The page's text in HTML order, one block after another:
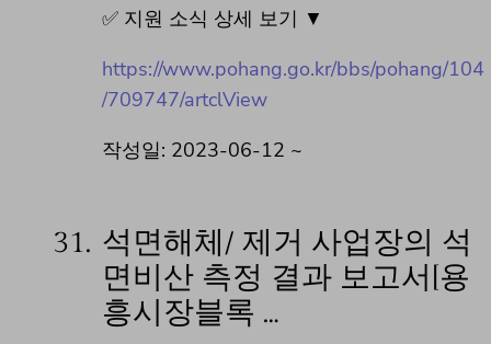
✅ 지원 소식 상세 보기 ▼
https://www.pohang.go.kr/bbs/pohang/104
/709747/artclView
작성일: 2023-06-12 ~
31. 석면해체/ 제거 사업장의 석
면비산 측정 결과 보고서[용
흥시장블록 …